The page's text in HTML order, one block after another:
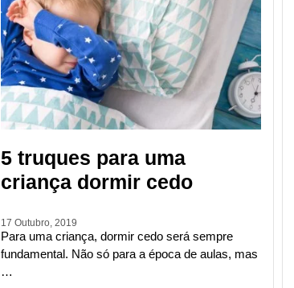
5 truques para uma
criança dormir cedo
17 Outubro, 2019
Para uma criança, dormir cedo será sempre
fundamental. Não só para a época de aulas, mas
…